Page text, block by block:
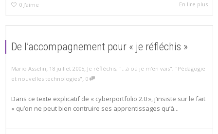
0 J'aime En lire plus
De l’accompagnement pour « je réfléchis »
Mario Asselin, 18 juillet 2005, Je réfléchis, "...à où je m'en vais", "Pédagogie
et nouvelles technologies", 0
Dans ce texte explicatif de « cyberportfolio 2.0 », j’insiste sur le fait
« qu’on ne peut bien contruire ses apprentissages qu’à...